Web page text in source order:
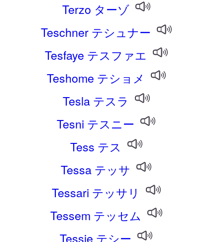
Terzo ターゾ
Teschner テシュナー
Tesfaye テスファエ
Teshome テショメ
Tesla テスラ
Tesni テスニー
Tess テス
Tessa テッサ
Tessari テッサリ
Tessem テッセム
Tessie テシー